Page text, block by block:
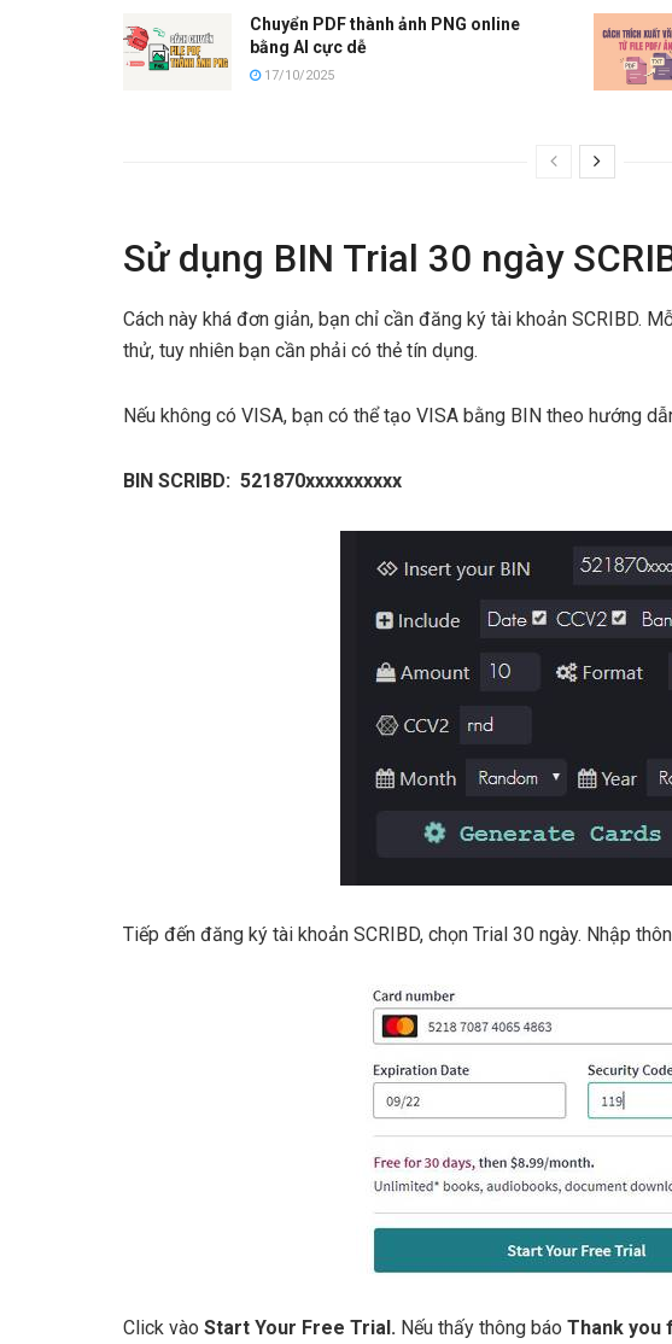
Chuyển PDF thành ảnh PNG online
bằng AI cực dễ
17/10/2025
Sử dụng BIN Trial 30 ngày
Cách này khá đơn giản, bạn chỉ cần đăng ký tài khoản SCRIBD.
thử, tuy nhiên bạn cần phải có thẻ tín dụng.
Nếu không có VISA, bạn có thể tạo VISA bằng BIN theo hướng
BIN SCRIBD: 521870xxxxxxxxxx
Tiếp đến đăng ký tài khoản SCRIBD, chọn Trial 30 ngày. Nhập
Click vào Start Your Free Trial. Nếu thấy thông báo Thank you